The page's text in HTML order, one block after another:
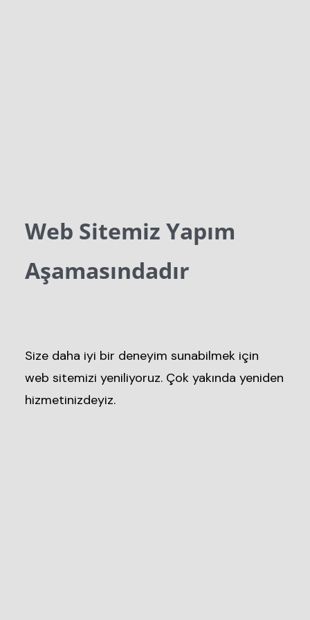
Web Sitemiz Yapım
Aşamasındadır
Size daha iyi bir deneyim sunabilmek için
web sitemizi yeniliyoruz. Çok yakında yeniden
hizmetinizdeyiz.